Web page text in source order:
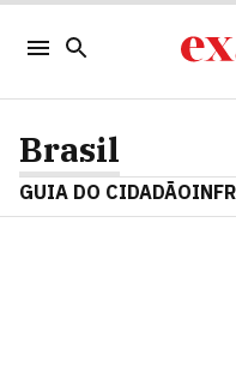
Brasil
GUIA DO CIDADÃO